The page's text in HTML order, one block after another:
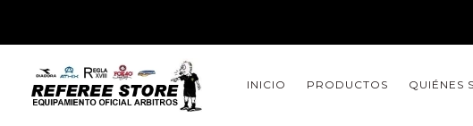
INICIO PRODUCTOS QUIÉNES